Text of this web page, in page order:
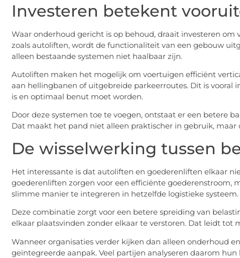
Investeren betekent
Waar onderhoud gericht is op behoud, draait investeren
zoals autoliften, wordt de functionaliteit van een gebouw
alleen bestaande systemen niet haalbaar zijn.
Autoliften maken het mogelijk om voertuigen efficiënt
aan hellingbanen of uitgebreide parkeerroutes. Dit is vooral
is en optimaal benut moet worden.
Door deze systemen toe te voegen, ontstaat er een betere
Dat maakt het pand niet alleen praktischer in gebruik,
De wisselwerking tussen
Het interessante is dat autoliften en goederenliften elkaar
goederenliften zorgen voor een efficiënte
slimme manier te integreren in hetzelfde logistieke systeem.
Deze combinatie zorgt voor een betere spreiding van
elkaar plaatsvinden zonder elkaar te verstoren. Dat leidt
Wanneer organisaties verder kijken dan alleen onderhoud
geïntegreerde aanpak. Veel partijen analyseren daarom